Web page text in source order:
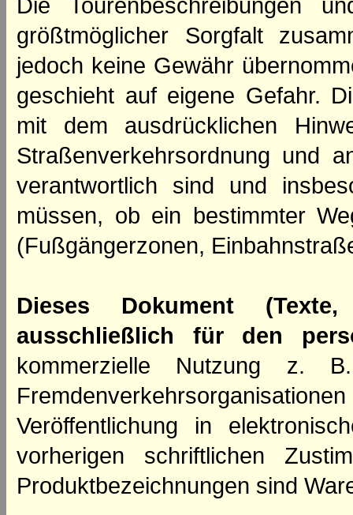
Die Tourenbeschreibungen
größtmöglicher Sorgfalt
jedoch keine Gewähr
geschieht auf eigene Gefahr.
mit dem ausdrücklichen
Straßenverkehrsordnung und
verantwortlich sind und
müssen, ob ein bestimmter
(Fußgängerzonen,
Dieses Dokument
ausschließlich für den
kommerzielle Nutzung z.
Veröffentlichung in
vorherigen schriftlichen
Produktbezeichnungen sind